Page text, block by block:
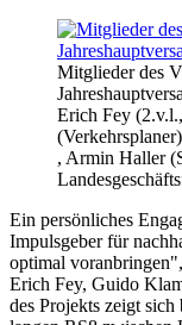
Mitglieder des
Erich Fey
, Armin Haller
Ein persönliches
Impulsgeber für
optimal
Erich Fey, Guido
des Projekts zeigt